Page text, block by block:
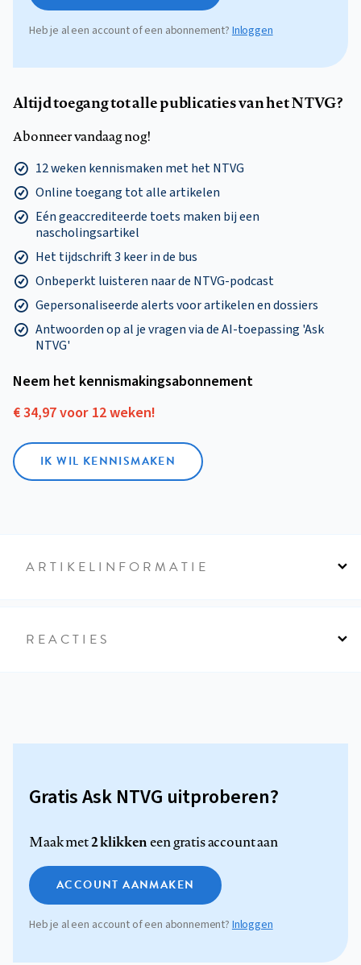
Heb je al een account of een abonnement? Inloggen
Altijd toegang tot alle publicaties van het NTVG?
Abonneer vandaag nog!
12 weken kennismaken met het NTVG
Online toegang tot alle artikelen
Eén geaccrediteerde toets maken bij een
nascholingsartikel
Het tijdschrift 3 keer in de bus
Onbeperkt luisteren naar de NTVG-podcast
Gepersonaliseerde alerts voor artikelen en dossiers
Antwoorden op al je vragen via de AI-toepassing 'Ask
NTVG'
Neem het kennismakings­abonnement
€ 34,97 voor 12 weken!
IK WIL KENNISMAKEN
ARTIKELINFORMATIE
REACTIES
Gratis Ask NTVG uitproberen?
Maak met2 klikkeneen gratis account aan
ACCOUNT AANMAKEN
Heb je al een account of een abonnement?Inloggen